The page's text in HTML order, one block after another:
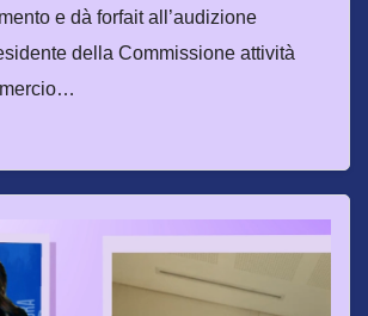
e dà forfait all’audizione
della Commissione attività